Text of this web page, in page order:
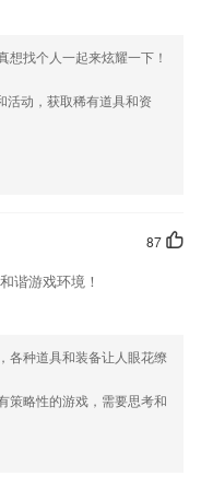
、粤语音输入，很好很方便
构建移动互联网新商业体
数据
都可以随时看视频学习
想找个人一起来炫耀一下！
活动，获取稀有道具和资
87
谐游戏环境！
各种道具和装备让人眼花缭
策略性的游戏，需要思考和